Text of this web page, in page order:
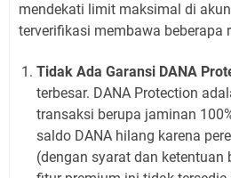
mendekati limit maksimal di
terverifikasi membawa beberapa
Tidak Ada Garansi DANA
terbesar. DANA Protection
transaksi berupa jaminan
saldo DANA hilang karena
(dengan syarat dan ketentuan